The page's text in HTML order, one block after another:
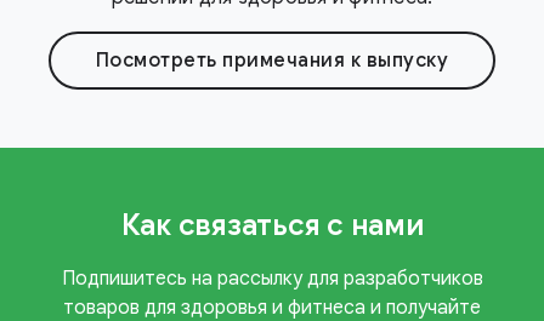
Посмотреть примечания к выпуску
Как связаться с нами
Подпишитесь на рассылку для разработчиков
товаров для здоровья и фитнеса и получайте